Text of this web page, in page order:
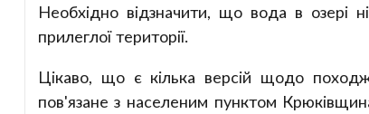
Необхідно відзначити, що вода в озері
прилеглої території.
Цікаво, що є кілька версій щодо
пов'язане з населеним пунктом